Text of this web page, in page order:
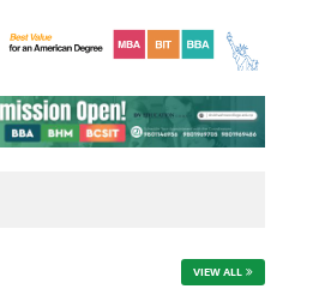
VIEW ALL